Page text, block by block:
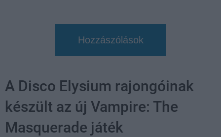
Hozzászólások
A Disco Elysium rajongóinak
készült az új Vampire: The
Masquerade játék